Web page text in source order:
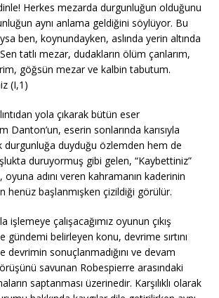
Herkes mezarda durgunluğun olduğunu
aynı anlama geldiğini söylüyor. Bu
ben, koynundayken, aslında yerin altında
tatlı mezar, dudakların ölüm çanlarım,
göğsün mezar ve kalbin tabutum.
(I,1)
yola çıkarak bütün eser
Danton’un, eserin sonlarında karısıyla
durgunluğa duyduğu özlemden hem de
duruyormuş gibi gelen, “Kaybettiniz”
oyuna adını veren kahramanın kaderinin
henüz başlanmışken çizildiği görülür.
işlemeye çalışacağımız oyunun çıkış
gündemi belirleyen konu, devrime sırtını
sonuçlanmadığını ve devam
savunan Robespierre arasındaki
saptanması üzerinedir. Karşılıklı olarak